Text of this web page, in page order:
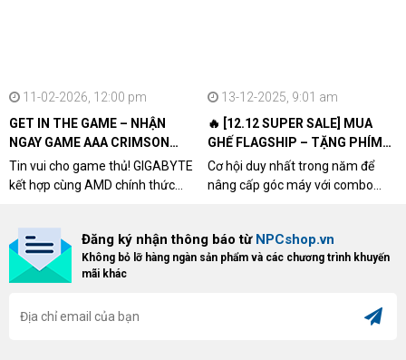
11-02-2026, 12:00 pm
GET IN THE GAME – NHẬN
NGAY GAME AAA CRIMSON
DESERT CÙNG GIGABYTE &
AMD
Tin vui cho game thủ! GIGABYTE
kết hợp cùng AMD chính thức
khách hàng sở hữu VGA Radeon
RX 9070 / RX 9070 XT.
13-12-2025, 9:01 am
🔥 [12.12 SUPER SALE] MUA
GHẾ FLAGSHIP – TẶNG PHÍM
CƠ XỊN
Cơ hội duy nhất trong năm để
nâng cấp góc máy với combo
dòng ghế Gaming cao cấp nhất,
bạn sẽ nhận ngay quà tặng trị giá
Đăng ký nhận thông báo từ NPCshop.vn
Không bỏ lỡ hàng ngàn sản phẩm và các chương trình khuyến
mãi khác